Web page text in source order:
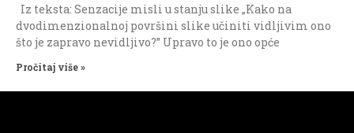
Iz teksta: Senzacije misli u stanju slike „Kako na
dvodimenzionalnoj površini slike učiniti vidljivim ono
što je zapravo nevidljivo?” Upravo to je ono opće
Pročitaj više »